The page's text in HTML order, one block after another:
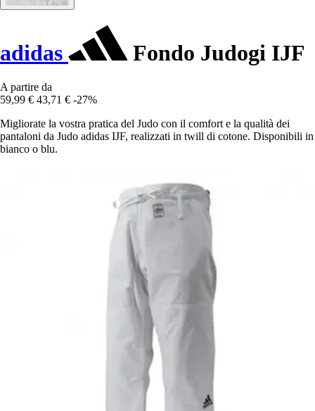
adidas Fondo Judogi IJF
A partire da
59,99 € 43,71 € -27%
Migliorate la vostra pratica del Judo con il comfort e la qualità dei
pantaloni da Judo adidas IJF, realizzati in twill di cotone. Disponibili in
bianco o blu.